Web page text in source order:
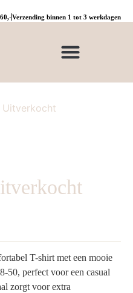
Verzending binnen 1 tot 3 werkdagen
T-shirt met een mooie
50, perfect voor een casual
zorgt voor extra